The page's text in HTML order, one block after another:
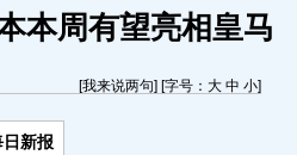
本周有望亮相皇马
[我来说两句] [字号： 大 中 小]
新报